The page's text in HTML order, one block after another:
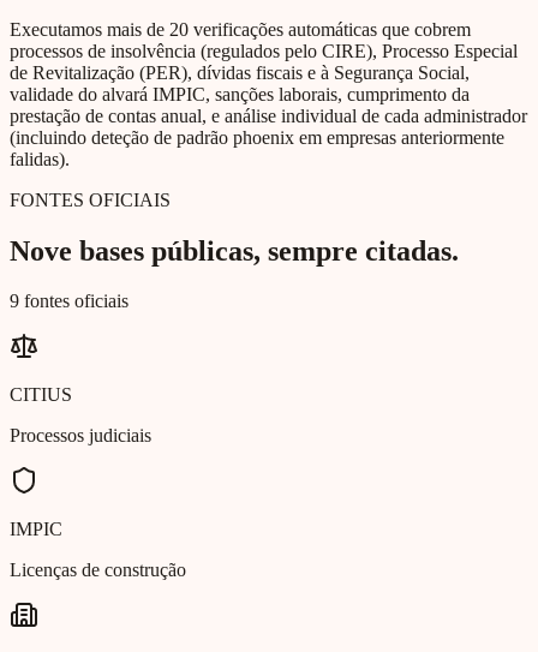
Executamos mais de 20 verificações automáticas que cobrem
processos de insolvência (regulados pelo CIRE), Processo Especial
de Revitalização (PER), dívidas fiscais e à Segurança Social,
validade do alvará IMPIC, sanções laborais, cumprimento da
prestação de contas anual, e análise individual de cada administrador
(incluindo deteção de padrão phoenix em empresas anteriormente
falidas).
FONTES OFICIAIS
Nove bases públicas, sempre citadas.
9 fontes oficiais
CITIUS
Processos judiciais
IMPIC
Licenças de construção